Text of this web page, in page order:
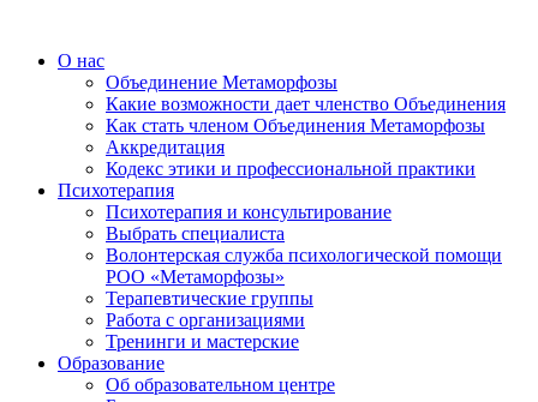
О нас
Объединение Метаморфозы
Какие возможности дает членство Объединения
Как стать членом Объединения Метаморфозы
Аккредитация
Кодекс этики и профессиональной практики
Психотерапия
Психотерапия и консультирование
Выбрать специалиста
Волонтерская служба психологической помощи
РОО «Метаморфозы»
Терапевтические группы
Работа с организациями
Тренинги и мастерские
Образование
Об образовательном центре